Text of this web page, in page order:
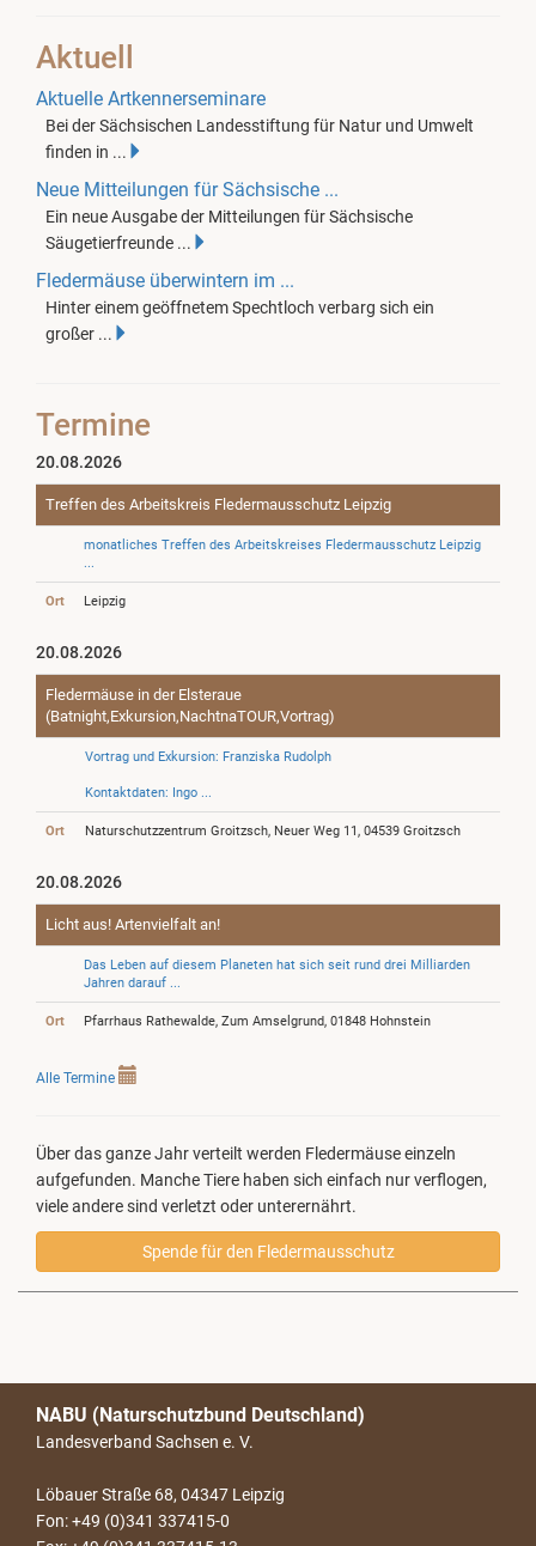
Aktuell
Aktuelle Artkennerseminare
Bei der Sächsischen Landesstiftung für Natur und Umwelt
finden in ...
Neue Mitteilungen für Sächsische ...
Ein neue Ausgabe der Mitteilungen für Sächsische
Säugetierfreunde ...
Fledermäuse überwintern im ...
Hinter einem geöffnetem Spechtloch verbarg sich ein
großer ...
Termine
20.08.2026
Treffen des Arbeitskreis Fledermausschutz Leipzig
monatliches Treffen des Arbeitskreises Fledermausschutz Leipzig
...
Ort Leipzig
20.08.2026
Fledermäuse in der Elsteraue
(Batnight,Exkursion,NachtnaTOUR,Vortrag)
Vortrag und Exkursion: Franziska Rudolph
Kontaktdaten: Ingo ...
Ort Naturschutzzentrum Groitzsch, Neuer Weg 11, 04539 Groitzsch
20.08.2026
Licht aus! Artenvielfalt an!
Das Leben auf diesem Planeten hat sich seit rund drei Milliarden
Jahren darauf ...
Ort Pfarrhaus Rathewalde, Zum Amselgrund, 01848 Hohnstein
Alle Termine
Über das ganze Jahr verteilt werden Fledermäuse einzeln
aufgefunden. Manche Tiere haben sich einfach nur verflogen,
viele andere sind verletzt oder unterernährt.
Spende für den Fledermausschutz
NABU (Naturschutzbund Deutschland)
Landesverband Sachsen e. V.
Löbauer Straße 68, 04347 Leipzig
Fon: +49 (0)341 337415-0